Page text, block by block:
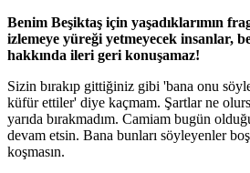
Benim Beşiktaş için yaşadıklarımın
izlemeye yüreği yetmeyecek insanlar,
hakkında ileri geri konuşamaz!
Sizin bırakıp gittiğiniz gibi 'bana onu
küfür ettiler' diye kaçmam. Şartlar ne
yarıda bırakmadım. Camiam bugün
devam etsin. Bana bunları söyleyenler
koşmasın.